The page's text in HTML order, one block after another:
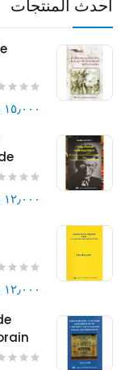
أحدث المنتجات
١٥٫٠٠٠ د.ت.‏
de
١٢٫٠٠٠ د.ت.‏
١٢٫٠٠٠ د.ت.‏